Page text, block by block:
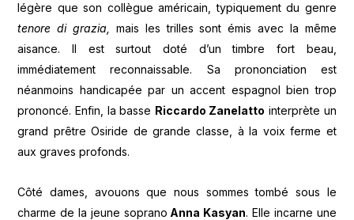
légère que son collègue américain, typiquement du genre
tenore di grazia, mais les trilles sont émis avec la même
aisance. Il est surtout doté d’un timbre fort beau,
immédiatement reconnaissable. Sa prononciation est
néanmoins handicapée par un accent espagnol bien trop
prononcé. Enfin, la basse Riccardo Zanelatto interprète un
grand prêtre Osiride de grande classe, à la voix ferme et
aux graves profonds.
Côté dames, avouons que nous sommes tombé sous le
charme de la jeune soprano Anna Kasyan. Elle incarne une